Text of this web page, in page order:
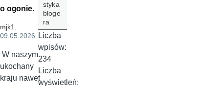
o ogonie.
mjk1,
09.05.2026
W naszym
ukochany
kraju nawet
styka
bloge
ra
Liczba
wpisów:
234
Liczba
wyświetleń: